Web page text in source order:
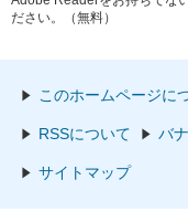
ださい。（無料）
このホームページに
RSSについて バ
サイトマップ